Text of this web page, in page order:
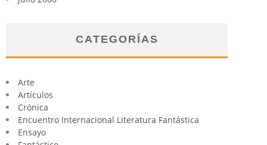
CATEGORÍAS
Arte
Artículos
Crónica
Encuentro Internacional Literatura Fantástica
Ensayo